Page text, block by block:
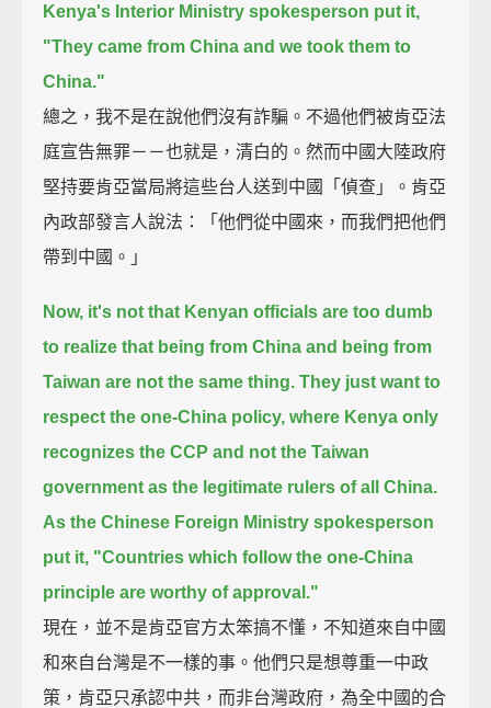
Kenya's Interior Ministry spokesperson put it,
"They came from China and we took them to
China."
總之，我不是在說他們沒有詐騙。不過他們被肯亞法
庭宣告無罪－－也就是，清白的。然而中國大陸政府
堅持要肯亞當局將這些台人送到中國「偵查」。肯亞
內政部發言人說法：「他們從中國來，而我們把他們
帶到中國。」
Now, it's not that Kenyan officials are too dumb
to realize that being from China and being from
Taiwan are not the same thing. They just want to
respect the one-China policy, where Kenya only
recognizes the CCP and not the Taiwan
government as the legitimate rulers of all China.
As the Chinese Foreign Ministry spokesperson
put it, "Countries which follow the one-China
principle are worthy of approval."
現在，並不是肯亞官方太笨搞不懂，不知道來自中國
和來自台灣是不一樣的事。他們只是想尊重一中政
策，肯亞只承認中共，而非台灣政府，為全中國的合